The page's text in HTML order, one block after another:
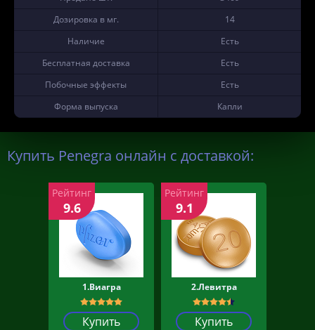
Дозировка в мг.
14
Наличие
Есть
Бесплатная доставка
Есть
Побочные эффекты
Есть
Форма выпуска
Капли
Купить Penegra онлайн с доставкой:
1.Виагра
Купить
Рейтинг
9.6
2.Левитра
Купить
Рейтинг
9.1